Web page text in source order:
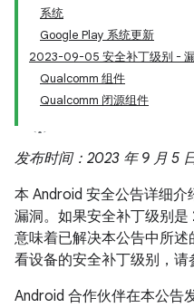
系统
Google Play 系统更新
2023-09-05 安全补丁级别 -
Qualcomm 组件
Qualcomm 闭源组件
发布时间：2023 年 9 月 5
本 Android 安全公告详细
漏洞。如果安全补丁级别
意味着已解决本公告中所
看设备的安全补丁级别，请
Android 合作伙伴在本公告